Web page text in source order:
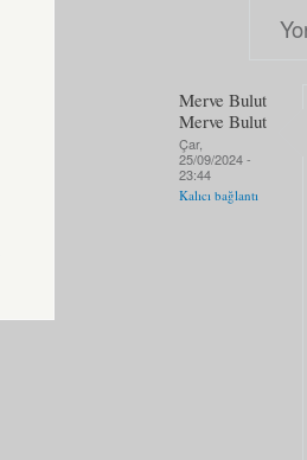
Merve Bulut
Merve Bulut
Çar,
25/09/2024 -
23:44
Kalıcı bağlantı